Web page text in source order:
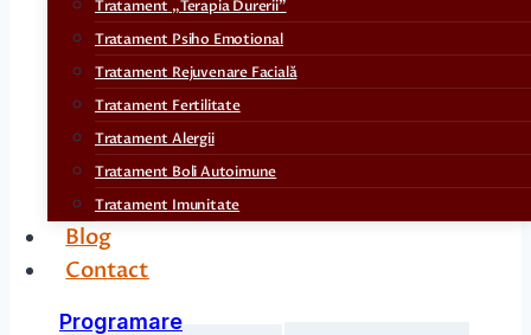
Tratament „Terapia Durerii”
Tratament Psiho Emotional
Tratament Rejuvenare Facială
Tratament Fertilitate
Tratament Alergii
Tratament Boli Autoimune
Tratament Imunitate
Blog
Contact
Programare
Aceasta este Politica de
Confidențialitate pentru site-ul
drmihaelaflorea.ro